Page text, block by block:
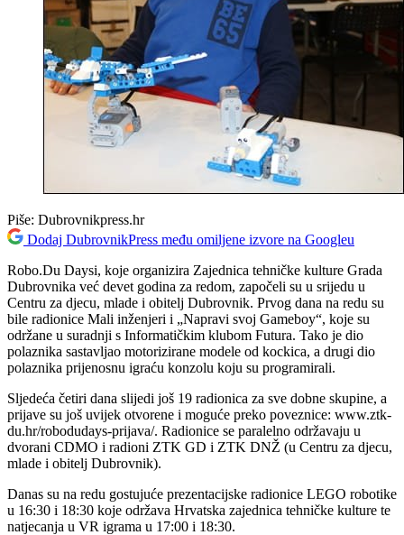
Piše: Dubrovnikpress.hr
Dodaj DubrovnikPress među omiljene izvore na Googleu
Robo.Du Daysi, koje organizira Zajednica tehničke kulture Grada
Dubrovnika već devet godina za redom, započeli su u srijedu u
Centru za djecu, mlade i obitelj Dubrovnik. Prvog dana na redu su
bile radionice Mali inženjeri i „Napravi svoj Gameboy“, koje su
održane u suradnji s Informatičkim klubom Futura. Tako je dio
polaznika sastavljao motorizirane modele od kockica, a drugi dio
polaznika prijenosnu igraću konzolu koju su programirali.
Sljedeća četiri dana slijedi još 19 radionica za sve dobne skupine, a
prijave su još uvijek otvorene i moguće preko poveznice: www.ztk-
du.hr/robodudays-prijava/. Radionice se paralelno održavaju u
dvorani CDMO i radioni ZTK GD i ZTK DNŽ (u Centru za djecu,
mlade i obitelj Dubrovnik).
Danas su na redu gostujuće prezentacijske radionice LEGO robotike
u 16:30 i 18:30 koje održava Hrvatska zajednica tehničke kulture te
natjecanja u VR igrama u 17:00 i 18:30.